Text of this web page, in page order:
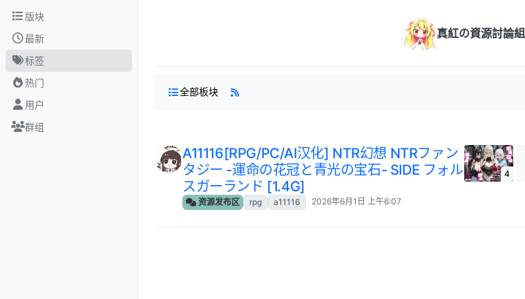
跳转至内容
版块
最新
标签
热门
用户
群组
真紅の資源討論組
全部板块
A11116[RPG/PC/AI汉化] NTR幻想 NTRファン
タジー -運命の花冠と青光の宝石- SIDE フォル
スガーランド [1.4G]
资源发布区 rpg a11116 2026年6月1日 上午6:07
4